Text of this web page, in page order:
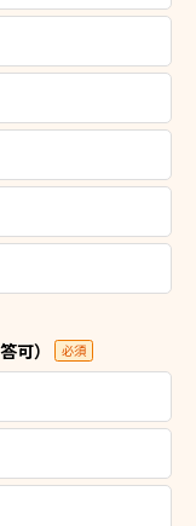
可） 必須